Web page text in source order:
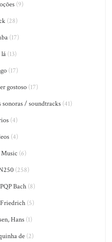
(9)
(28)
(17)
lá (13)
(17)
gostoso (17)
sonoras / soundtracks(41)
(4)
(4)
(6)
(258)
Bach(8)
(5)
Hans(1)
de (2)